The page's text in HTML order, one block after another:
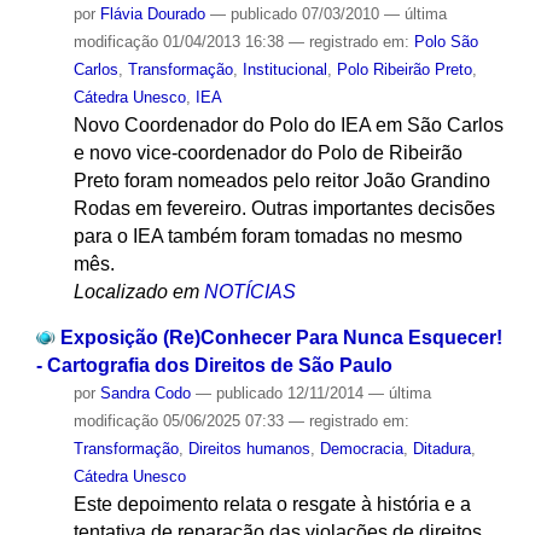
por Flávia Dourado — publicado07/03/2010 — última
modificação01/04/2013 16:38 — registrado em: Polo São
Carlos Transformação, Institucional Polo Ribeirão Preto,
Cátedra Unesco, IEA
Novo Coordenador do Polo do IEA em São Carlos
e novo vice-coordenador do Polo de Ribeirão
Preto foram nomeados pelo reitor João Grandino
Rodas em fevereiro. Outras importantes decisões
para o IEA também foram tomadas no mesmo
mês.
Localizado em NOTÍCIAS
Exposição (Re)Conhecer Para Nunca Esquecer!
- Cartografia dos Direitos de São Paulo
por Sandra Codo — publicado12/11/2014 — última
modificação05/06/2025 07:33 — registrado em:
Transformação, Direitos humanos, Democracia, Ditadura,
Cátedra Unesco
Este depoimento relata o resgate à história e a